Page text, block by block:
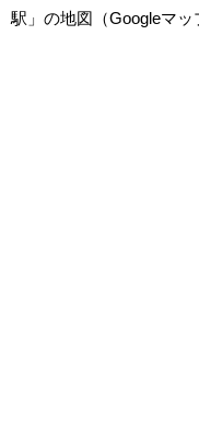
駅」の地図（Googleマッ